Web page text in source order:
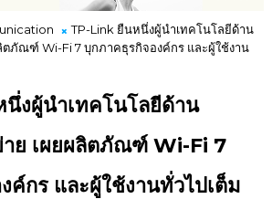
TP-Link ยืนหนึ่งผู้นำเทคโนโลยีด้าน
ตภัณฑ์ Wi-Fi 7 บุกภาคธุรกิจองค์กร และผู้ใช้งาน
งผู้นำเทคโนโลยีด้าน
ย เผยผลิตภัณฑ์ Wi-Fi 7
ค์กร และผู้ใช้งานทั่วไปเต็ม